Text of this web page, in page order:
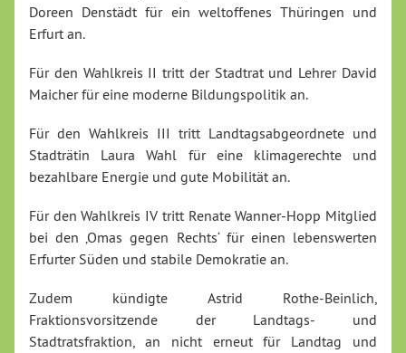
Doreen Denstädt für ein weltoffenes Thüringen und
Erfurt an.
Für den Wahlkreis II tritt der Stadtrat und Lehrer David
Maicher für eine moderne Bildungspolitik an.
Für den Wahlkreis III tritt Landtagsabgeordnete und
Stadträtin Laura Wahl für eine klimagerechte und
bezahlbare Energie und gute Mobilität an.
Für den Wahlkreis IV tritt Renate Wanner-Hopp Mitglied
bei den ‚Omas gegen Rechts‘ für einen lebenswerten
Erfurter Süden und stabile Demokratie an.
Zudem kündigte Astrid Rothe-Beinlich,
Fraktionsvorsitzende der Landtags- und
Stadtratsfraktion, an nicht erneut für Landtag und